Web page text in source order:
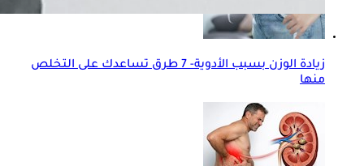
زيادة الوزن بسبب الأدوية- 7 طرق تساعدك على التخلص
منها